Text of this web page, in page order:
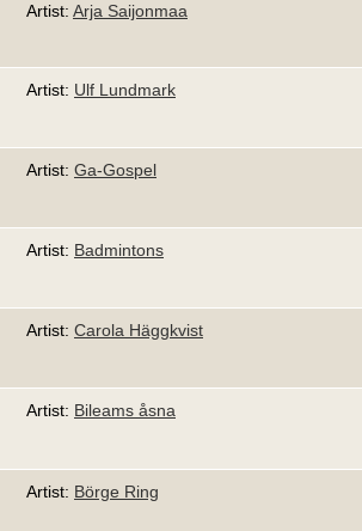
Artist: Arja Saijonmaa
Artist: Ulf Lundmark
Artist: Ga-Gospel
Artist: Badmintons
Artist: Carola Häggkvist
Artist: Bileams åsna
Artist: Börge Ring